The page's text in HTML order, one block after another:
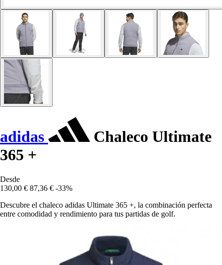
adidas
Chaleco Ultimate
365 +
Desde
130,00 € 87,36 € -33%
Descubre el chaleco adidas Ultimate 365 +, la combinación perfecta
entre comodidad y rendimiento para tus partidas de golf.